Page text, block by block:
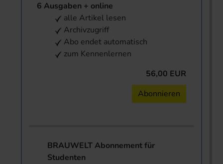
6 Ausgaben + online
alle Artikel lesen
Archivzugriff
Abo endet automatisch
zum Kennenlernen
56,00 EUR
Abonnieren
BRAUWELT Abonnement für
Studenten